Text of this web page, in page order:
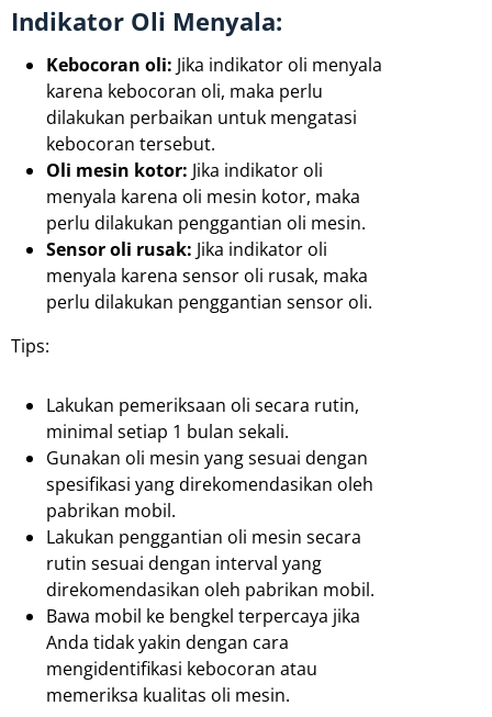
Indikator Oli Menyala:
Kebocoran oli: Jika indikator oli menyala
karena kebocoran oli, maka perlu
dilakukan perbaikan untuk mengatasi
kebocoran tersebut.
Oli mesin kotor: Jika indikator oli
menyala karena oli mesin kotor, maka
perlu dilakukan penggantian oli mesin.
Sensor oli rusak: Jika indikator oli
menyala karena sensor oli rusak, maka
perlu dilakukan penggantian sensor oli.
Tips:
Lakukan pemeriksaan oli secara rutin,
minimal setiap 1 bulan sekali.
Gunakan oli mesin yang sesuai dengan
spesifikasi yang direkomendasikan oleh
pabrikan mobil.
Lakukan penggantian oli mesin secara
rutin sesuai dengan interval yang
direkomendasikan oleh pabrikan mobil.
Bawa mobil ke bengkel terpercaya jika
Anda tidak yakin dengan cara
mengidentifikasi kebocoran atau
memeriksa kualitas oli mesin.